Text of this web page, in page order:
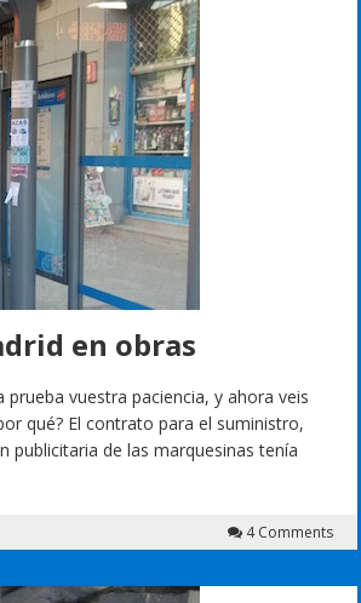
en obras
vuestra paciencia, y ahora veis
qué? El contrato para el suministro,
de las marquesinas tenía
4 Comments